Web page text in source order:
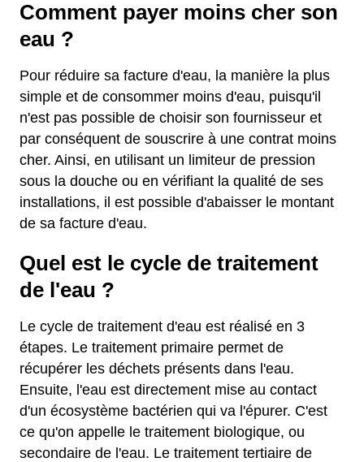
Comment payer moins cher son
eau ?
Pour réduire sa facture d'eau, la manière la plus
simple et de consommer moins d'eau, puisqu'il
n'est pas possible de choisir son fournisseur et
par conséquent de souscrire à une contrat moins
cher. Ainsi, en utilisant un limiteur de pression
sous la douche ou en vérifiant la qualité de ses
installations, il est possible d'abaisser le montant
de sa facture d'eau.
Quel est le cycle de traitement
de l'eau ?
Le cycle de traitement d'eau est réalisé en 3
étapes. Le traitement primaire permet de
récupérer les déchets présents dans l'eau.
Ensuite, l'eau est directement mise au contact
d'un écosystème bactérien qui va l'épurer. C'est
ce qu'on appelle le traitement biologique, ou
secondaire de l'eau. Le traitement tertiaire de